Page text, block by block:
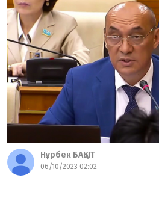
Нұрбек БАҚЫТ
06/10/2023 02:02